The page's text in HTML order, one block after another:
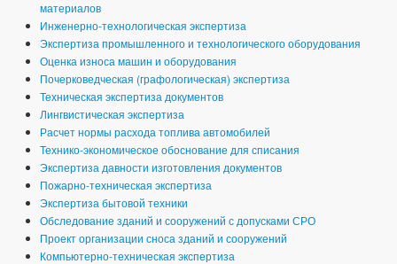
материалов
Инженерно-технологическая экспертиза
Экспертиза промышленного и технологического оборудования
Оценка износа машин и оборудования
Почерковедческая (графологическая) экспертиза
Техническая экспертиза документов
Лингвистическая экспертиза
Расчет нормы расхода топлива автомобилей
Технико-экономическое обоснование для списания
Экспертиза давности изготовления документов
Пожарно-техническая экспертиза
Экспертиза бытовой техники
Обследование зданий и сооружений с допусками СРО
Проект организации сноса зданий и сооружений
Компьютерно-техническая экспертиза